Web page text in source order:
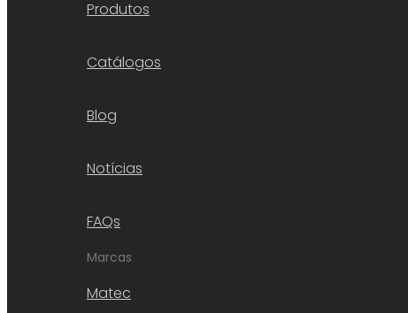
Produtos
Catálogos
Blog
Notícias
FAQs
Marcas
Matec